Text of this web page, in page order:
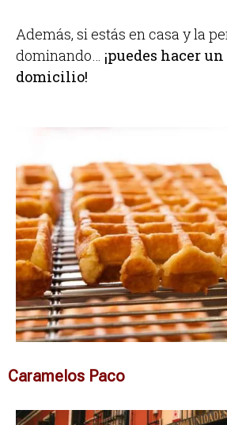
Además, si estás en casa y la
dominando… ¡puedes hacer
domicilio!
Caramelos Paco